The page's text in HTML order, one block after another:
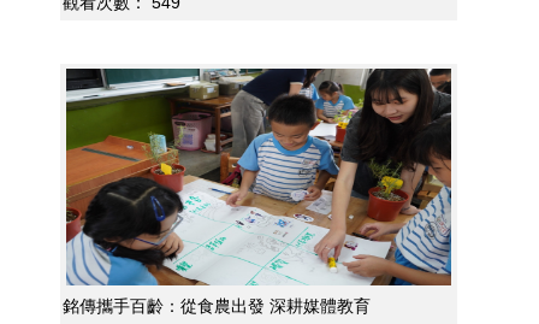
銘傳攜手百齡：從食農出發 深耕媒體教育